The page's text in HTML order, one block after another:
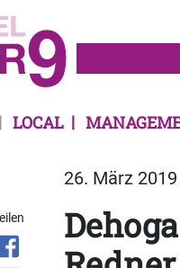
LOCAL
26. März